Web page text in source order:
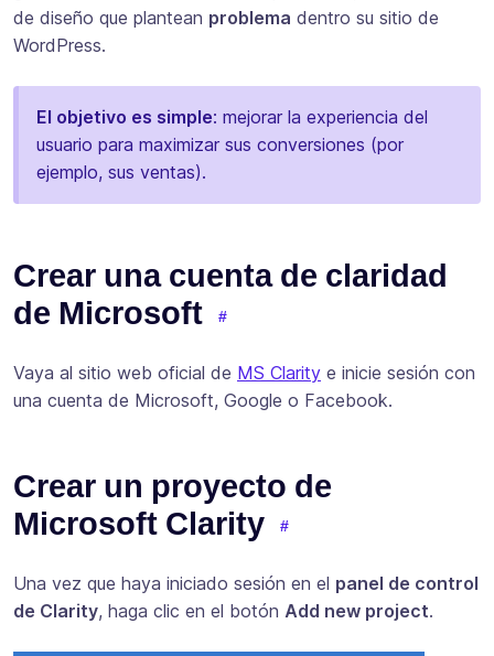
de diseño que plantean problema dentro su sitio de
WordPress.
El objetivo es simple: mejorar la experiencia del
usuario para maximizar sus conversiones (por
ejemplo, sus ventas).
Crear una cuenta de claridad
de Microsoft
Vaya al sitio web oficial de MS Clarity e inicie sesión con
una cuenta de Microsoft, Google o Facebook.
Crear un proyecto de
Microsoft Clarity
Una vez que haya iniciado sesión en el panel de control
de Clarity, haga clic en el botón Add new project.